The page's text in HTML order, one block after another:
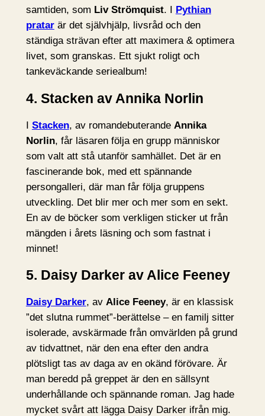
samtiden, som Liv Strömquist. I
Pythian
pratarär det självhjälp, livsråd och den
ständiga strävan efter att maximera & optimera
livet, som granskas. Ett sjukt roligt och
tankeväckande seriealbum!
4. Stacken av Annika Norlin
I Stacken, av romandebuterande Annika
Norlin, får läsaren följa en grupp människor
som valt att stå utanför samhället. Det är en
fascinerande bok, med ett spännande
persongalleri, där man får följa gruppens
utveckling. Det blir mer och mer som en sekt.
En av de böcker som verkligen sticker ut från
mängden i årets läsning och som fastnat i
minnet!
5. Daisy Darker av Alice Feeney
Daisy Darker, av Alice Feeney, är en klassisk
”det slutna rummet”-berättelse – en familj sitter
isolerade, avskärmade från omvärlden på grund
av tidvattnet, när den ena efter den andra
plötsligt tas av daga av en okänd förövare. Är
man beredd på greppet är den en sällsynt
underhållande och spännande roman. Jag hade
mycket svårt att lägga Daisy Darker ifrån mig.